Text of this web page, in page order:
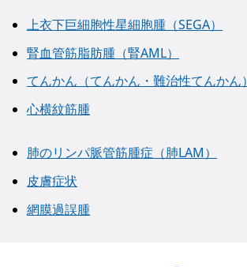
上衣下巨細胞性星細胞腫（SEGA）
腎血管筋脂肪腫（腎AML）
てんかん（てんかん・難治性てんかん）
心横紋筋腫
肺のリンパ脈管筋腫症（肺LAM）
皮膚症状
網膜過誤腫